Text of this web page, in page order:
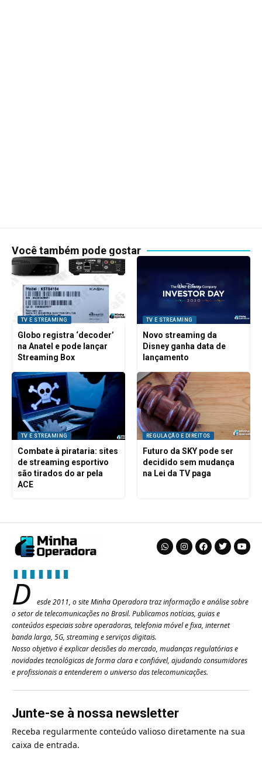
Você também pode gostar
TV E STREAMING
Globo registra ‘decoder’
na Anatel e pode lançar
Streaming Box
TV E STREAMING
Novo streaming da
Disney ganha data de
lançamento
TV E STREAMING
Combate à pirataria: sites
de streaming esportivo
são tirados do ar pela
ACE
REGULAÇÃO E DIREITOS
Futuro da SKY pode ser
decidido sem mudança
na Lei da TV paga
D
esde 2011, o site Minha Operadora traz informação e análise sobre
o setor de telecomunicações no Brasil. Publicamos notícias, guias e
conteúdos especiais sobre operadoras, telefonia móvel e fixa, internet
banda larga, 5G, streaming e serviços digitais.
Nosso objetivo é explicar decisões do mercado, mudanças regulatórias e
novidades tecnológicas de forma clara e confiável, ajudando consumidores
e profissionais a entenderem o universo das telecomunicações.
Junte-se à nossa newsletter
Receba regularmente conteúdo valioso diretamente na sua
caixa de entrada.